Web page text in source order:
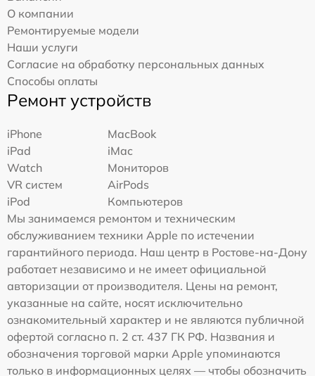
О компании
Ремонтируемые модели
Наши услуги
Согласие на обработку персональных данных
Способы оплаты
Ремонт устройств
iPhone
MacBook
iPad
iMac
Watch
Мониторов
VR систем
AirPods
iPod
Компьютеров
Мы занимаемся ремонтом и техническим
обслуживанием техники Apple по истечении
гарантийного периода. Наш центр в Ростове-на-Дону
работает независимо и не имеет официальной
авторизации от производителя. Цены на ремонт,
указанные на сайте, носят исключительно
ознакомительный характер и не являются публичной
офертой согласно п. 2 ст. 437 ГК РФ. Названия и
обозначения торговой марки Apple упоминаются
только в информационных целях — чтобы обозначить